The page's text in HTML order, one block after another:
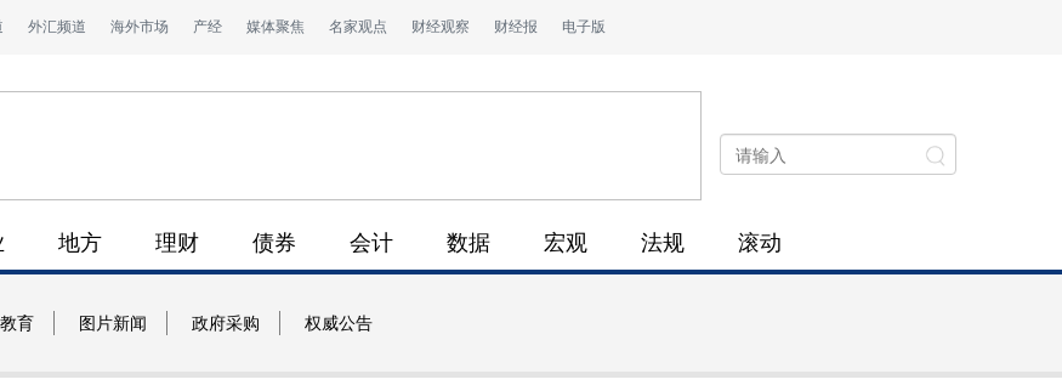
外汇频道 海外市场 产经 媒体聚焦 名家观点 财经观察 财经报 电子版
地方 理财 债券 会计 数据 宏观 法规 滚动
教育 图片新闻 政府采购 权威公告